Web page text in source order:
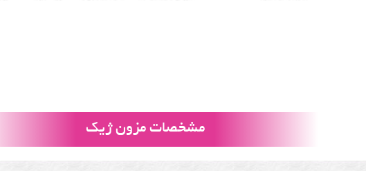
مشخصات مزون ژیک